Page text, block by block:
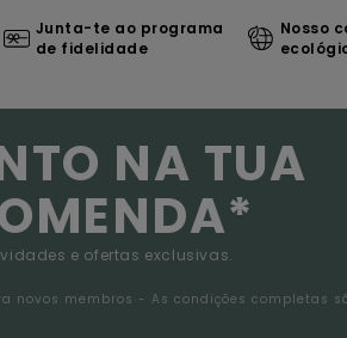
Junta-te ao programa
de fidelidade
Nosso
NA TUA
e ofertas exclusivas.
novos membros - As condições completas